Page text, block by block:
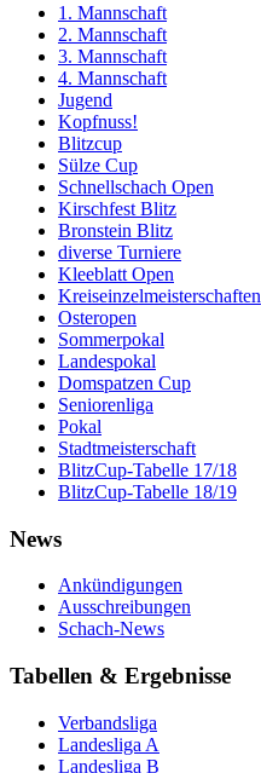
1. Mannschaft
2. Mannschaft
3. Mannschaft
4. Mannschaft
Jugend
Kopfnuss!
Blitzcup
Sülze Cup
Schnellschach Open
Kirschfest Blitz
Bronstein Blitz
diverse Turniere
Kleeblatt Open
Kreiseinzelmeisterschaften
Osteropen
Sommerpokal
Landespokal
Domspatzen Cup
Seniorenliga
Pokal
Stadtmeisterschaft
BlitzCup-Tabelle 17/18
BlitzCup-Tabelle 18/19
News
Ankündigungen
Ausschreibungen
Schach-News
Tabellen & Ergebnisse
Verbandsliga
Landesliga A
Landesliga B